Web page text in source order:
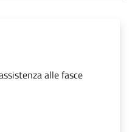
alle fasce